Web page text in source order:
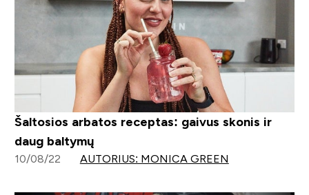
Šaltosios arbatos receptas: gaivus skonis ir
daug baltymų
10/08/22 AUTORIUS: MONICA GREEN